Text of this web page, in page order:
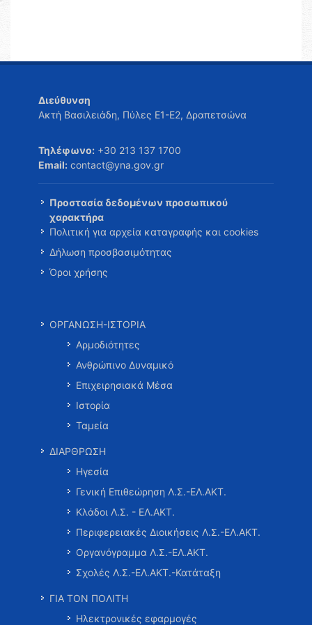
Διεύθυνση
Ακτή Βασιλειάδη, Πύλες Ε1-Ε2, Δραπετσώνα
Τηλέφωνο: +30 213 137 1700
Email: contact@yna.gov.gr
Προστασία δεδομένων προσωπικού
χαρακτήρα
Πολιτική για αρχεία καταγραφής και cookies
Δήλωση προσβασιμότητας
Όροι χρήσης
ΟΡΓΑΝΩΣΗ-ΙΣΤΟΡΙΑ
Αρμοδιότητες
Ανθρώπινο Δυναμικό
Επιχειρησιακά Μέσα
Ιστορία
Ταμεία
ΔΙΑΡΘΡΩΣΗ
Ηγεσία
Γενική Επιθεώρηση Λ.Σ.-ΕΛ.ΑΚΤ.
Κλάδοι Λ.Σ. - ΕΛ.ΑΚΤ.
Περιφερειακές Διοικήσεις Λ.Σ.-ΕΛ.ΑΚΤ.
Οργανόγραμμα Λ.Σ.-ΕΛ.ΑΚΤ.
Σχολές Λ.Σ.-ΕΛ.ΑΚΤ.-Κατάταξη
ΓΙΑ ΤΟΝ ΠΟΛΙΤΗ
Ηλεκτρονικές εφαρμογές